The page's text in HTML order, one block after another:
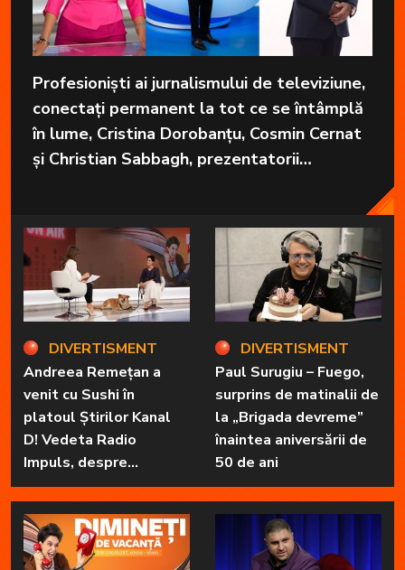
Profesioniști ai jurnalismului de televiziune,
conectați permanent la tot ce se întâmplă
în lume, Cristina Dorobanțu, Cosmin Cernat
și Christian Sabbagh, prezentatorii
în fața telespectatorilor.
DIVERTISMENT
Andreea Remețan a
venit cu Sushi în
platoul Știrilor Kanal
D! Vedeta Radio
Impuls, despre
„Dimineți de vacanță” și
prietena sa
necuvântătoare
DIVERTISMENT
Paul Surugiu – Fuego,
surprins de matinalii de
la „Brigada devreme”
înaintea aniversării de
50 de ani